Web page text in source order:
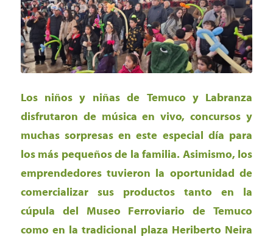
Los niños y niñas de Temuco y Labranza
disfrutaron de música en vivo, concursos y
muchas sorpresas en este especial día para
los más pequeños de la familia. Asimismo, los
emprendedores tuvieron la oportunidad de
comercializar sus productos tanto en la
cúpula del Museo Ferroviario de Temuco
como en la tradicional plaza Heriberto Neira